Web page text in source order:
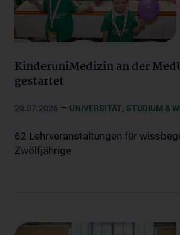
KinderuniMedizin an der
gestartet
20.07.2026 – UNIVERSITÄT, STUDIUM &
62 Lehrveranstaltungen für
Zwölfjährige